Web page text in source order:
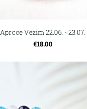
Aproce Vēzim 22.06. - 23.07.
€18.00